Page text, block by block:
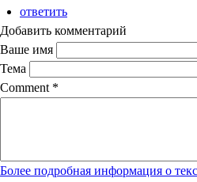
ответить
Добавить комментарий
Ваше имя
Тема
Comment *
Более подробная информация о